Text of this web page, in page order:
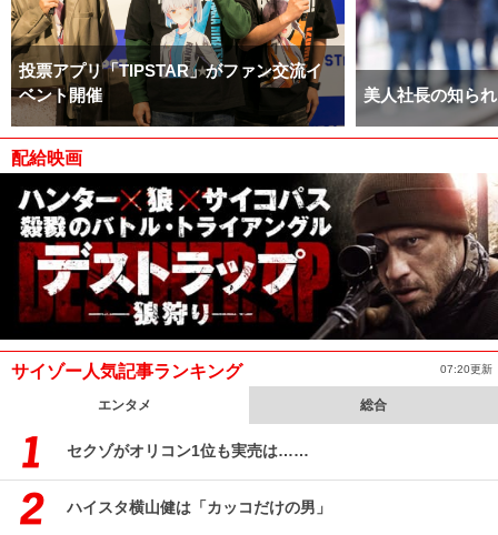
投票アプリ「TIPSTAR」がファン交流イ
ベント開催
美人社長の知ら
配給映画
サイゾー人気記事ランキング 07:20更新
エンタメ 総合
セクゾがオリコン1位も実売は……
ハイスタ横山健は「カッコだけの男」